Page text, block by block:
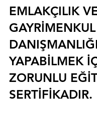
EMLAKÇILIK
GAYRİMENKUL
DANIŞMANLIĞI
YAPABİLMEK
ZORUNLU
SERTİFİKADIR.